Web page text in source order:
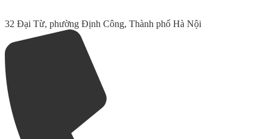
32 Đại Từ, phường Định Công, Thành phố Hà Nội